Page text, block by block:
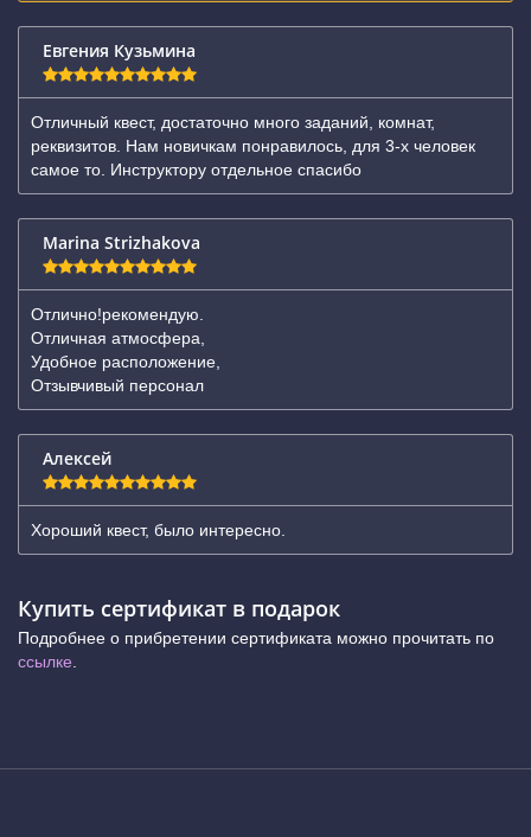
Евгения Кузьмина
Отличный квест, достаточно много заданий, комнат,
реквизитов. Нам новичкам понравилось, для 3-х человек
самое то. Инструктору отдельное спасибо
Marina Strizhakova
Отлично!рекомендую.
Отличная атмосфера,
Удобное расположение,
Отзывчивый персонал
Алексей
Хороший квест, было интересно.
Купить сертификат в подарок
Подробнее о прибретении сертификата можно прочитать по
ссылке